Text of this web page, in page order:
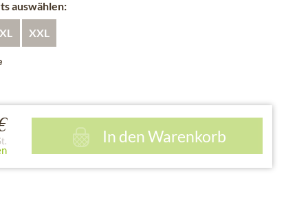
auswählen:
XL XXL
In denWarenkorb